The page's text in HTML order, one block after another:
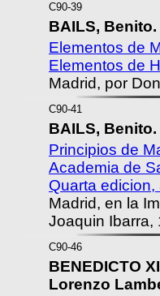
C90-39
BAILS, Benito.
Elementos de
Elementos de
Madrid, por
C90-41
BAILS, Benito.
Principios de
Academia de
Quarta edicion,
Madrid, en la
Joaquin Ibarra,
C90-46
BENEDICTO
Lorenzo